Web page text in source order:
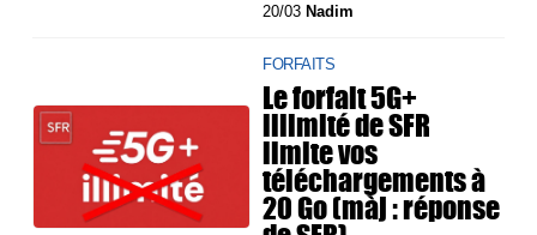
20/03 Nadim
FORFAITS
Le forfait 5G+
illimité de SFR
limite vos
téléchargements à
20 Go (màj : réponse